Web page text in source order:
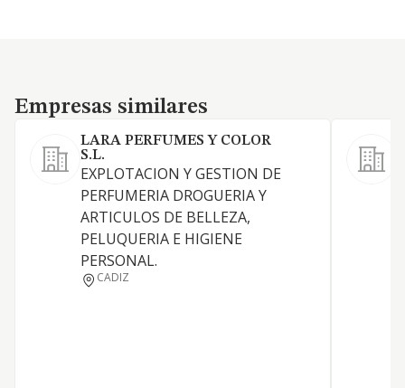
Empresas similares
Empresas similares
LARA PERFUMES Y COLOR
S.L.
EXPLOTACION Y GESTION DE
PERFUMERIA DROGUERIA Y
ARTICULOS DE BELLEZA,
PELUQUERIA E HIGIENE
PERSONAL.
CADIZ